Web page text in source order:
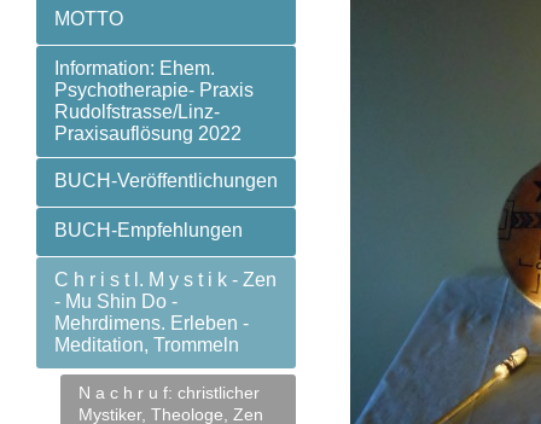
MOTTO
Information: Ehem.
Psychotherapie- Praxis
Rudolfstrasse/Linz-
Praxisauflösung 2022
BUCH-Veröffentlichungen
BUCH-Empfehlungen
C h r i s t l. M y s t i k - Zen
- Mu Shin Do -
Mehrdimens. Erleben -
Meditation, Trommeln
N a c h r u f: christlicher
Mystiker, Theologe, Zen